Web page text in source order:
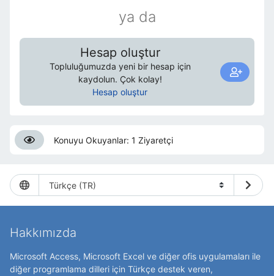
ya da
Hesap oluştur
Topluluğumuzda yeni bir hesap için
kaydolun. Çok kolay!
Hesap oluştur
Konuyu Okuyanlar: 1 Ziyaretçi
Hakkımızda
Microsoft Access, Microsoft Excel ve diğer ofis uygulamaları ile
diğer programlama dilleri için Türkçe destek veren,